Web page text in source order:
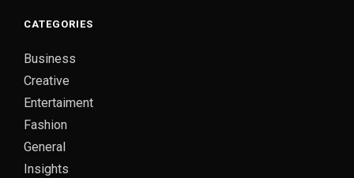
CATEGORIES
Business
Creative
Entertaiment
Fashion
General
Insights